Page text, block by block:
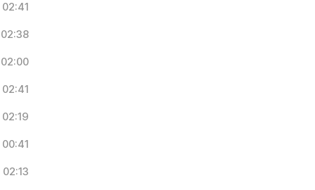
02:41
02:38
02:00
02:41
02:19
00:41
02:13